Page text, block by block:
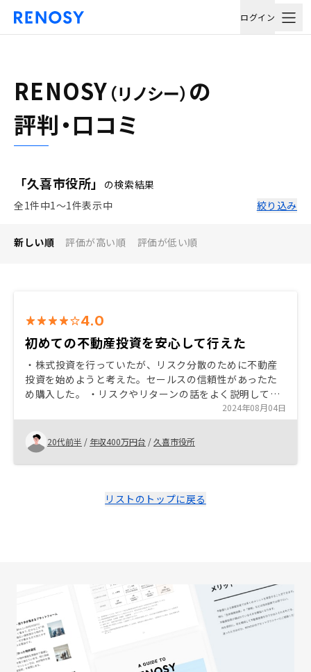
ログイン
RENOSY （リノシー） の
評判・口コミ
「久喜市役所」
の検索結果
全1件中1〜1件表示中
絞り込み
新しい順 評価が高い順 評価が低い順
4.0
初めての不動産投資を安心して行えた
・株式投資を行っていたが、リスク分散のために不動産
投資を始めようと考えた。セールスの信頼性があったた
め購入した。 ・リスクやリターンの話をよく説明しても
らい、担当者の対応が迅速で丁寧なため、購入まで安心
して手続きが行えた。
2024年08月04日
20代前半 / 年収400万円台 /久喜市役所
リストのトップに戻る